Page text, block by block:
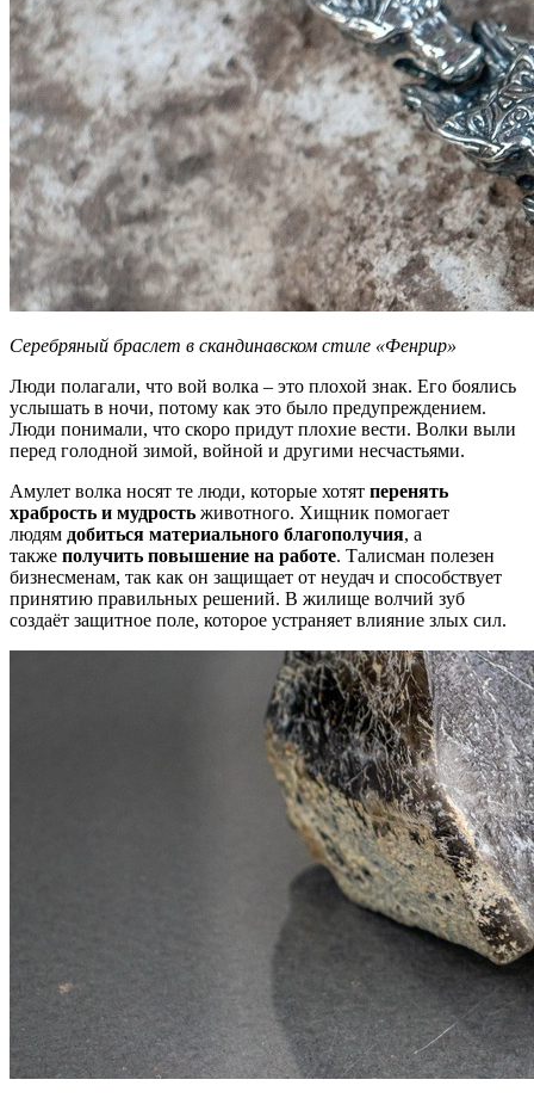
Серебряный браслет в скандинавском стиле «Фенрир»
Люди полагали, что вой волка – это плохой знак. Его боялись
услышать в ночи, потому как это было предупреждением.
Люди понимали, что скоро придут плохие вести. Волки выли
перед голодной зимой, войной и другими несчастьями.
Амулет волка носят те люди, которые хотят перенять
храбрость и мудрость животного. Хищник помогает
людям добиться материального благополучия, а
также получить повышение на работе. Талисман полезен
бизнесменам, так как он защищает от неудач и способствует
принятию правильных решений. В жилище волчий зуб
создаёт защитное поле, которое устраняет влияние злых сил.